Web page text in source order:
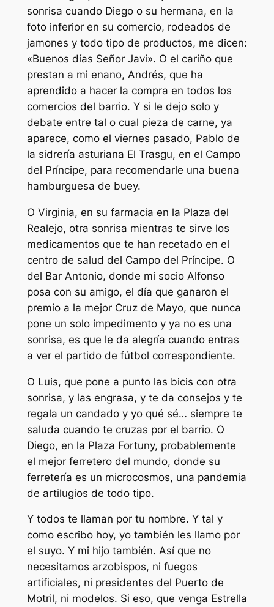
sonrisa cuando Diego o su hermana, en la
foto inferior en su comercio, rodeados de
jamones y todo tipo de productos, me dicen:
«Buenos días Señor Javi». O el cariño que
prestan a mi enano, Andrés, que ha
aprendido a hacer la compra en todos los
comercios del barrio. Y si le dejo solo y
debate entre tal o cual pieza de carne, ya
aparece, como el viernes pasado, Pablo de
la sidrería asturiana El Trasgu, en el Campo
del Príncipe, para recomendarle una buena
hamburguesa de buey.
O Virginia, en su farmacia en la Plaza del
Realejo, otra sonrisa mientras te sirve los
medicamentos que te han recetado en el
centro de salud del Campo del Príncipe. O
del Bar Antonio, donde mi socio Alfonso
posa con su amigo, el día que ganaron el
premio a la mejor Cruz de Mayo, que nunca
pone un solo impedimento y ya no es una
sonrisa, es que le da alegría cuando entras
a ver el partido de fútbol correspondiente.
O Luis, que pone a punto las bicis con otra
sonrisa, y las engrasa, y te da consejos y te
regala un candado y yo qué sé… siempre te
saluda cuando te cruzas por el barrio. O
Diego, en la Plaza Fortuny, probablemente
el mejor ferretero del mundo, donde su
ferretería es un microcosmos, una pandemia
de artilugios de todo tipo.
Y todos te llaman por tu nombre. Y tal y
como escribo hoy, yo también les llamo por
el suyo. Y mi hijo también. Así que no
necesitamos arzobispos, ni fuegos
artificiales, ni presidentes del Puerto de
Motril, ni modelos. Si eso, que venga Estrella